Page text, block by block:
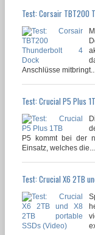
Test: Corsair TBT200
Anschlüsse
Test: Crucial P5 Plus
P5 kommt bei der
Einsatz, welches die...
Test: Crucial X6 2TB